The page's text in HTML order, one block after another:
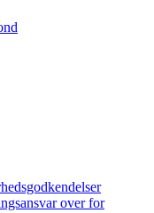
over for